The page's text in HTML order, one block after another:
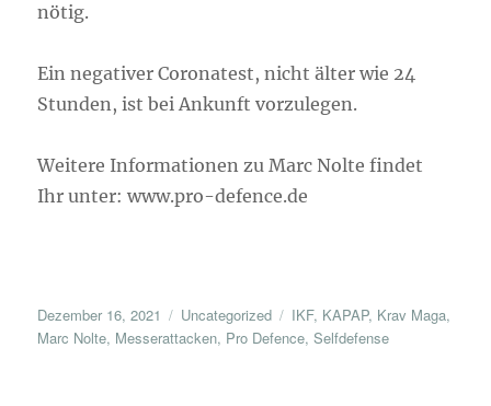
nötig.
Ein negativer Coronatest, nicht älter wie 24
Stunden, ist bei Ankunft vorzulegen.
Weitere Informationen zu Marc Nolte findet
Ihr unter: www.pro-defence.de
Veröffentlicht
am
Dezember 16, 2021 Kategorien
Uncategorized Schlagwörter
IKF, KAPAP, Krav Maga,
Marc Nolte, Messerattacken, Pro Defence,Selfdefense